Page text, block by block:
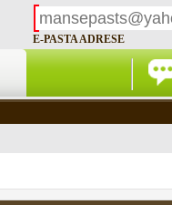
E-PASTA ADRESE